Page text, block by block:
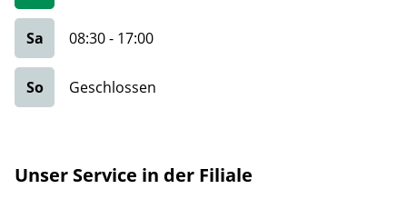
Sa 08:30- 17:00
So Geschlossen
Unser Service in der Filiale